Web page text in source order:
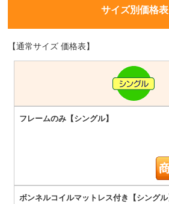
サイズ別価格表
【通常サイズ 価格表】